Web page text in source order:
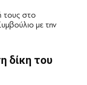
τους στο
με την
δίκη του